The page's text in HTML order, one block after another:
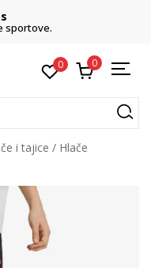
sportove.
0 0
i tajice
Hlače